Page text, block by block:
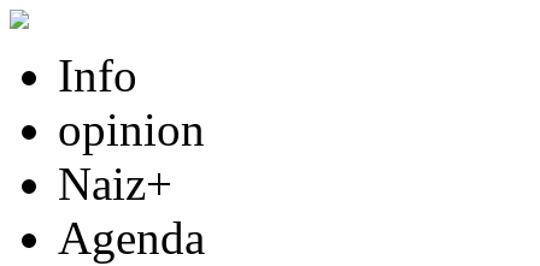
Info
opinion
Naiz+
Agenda